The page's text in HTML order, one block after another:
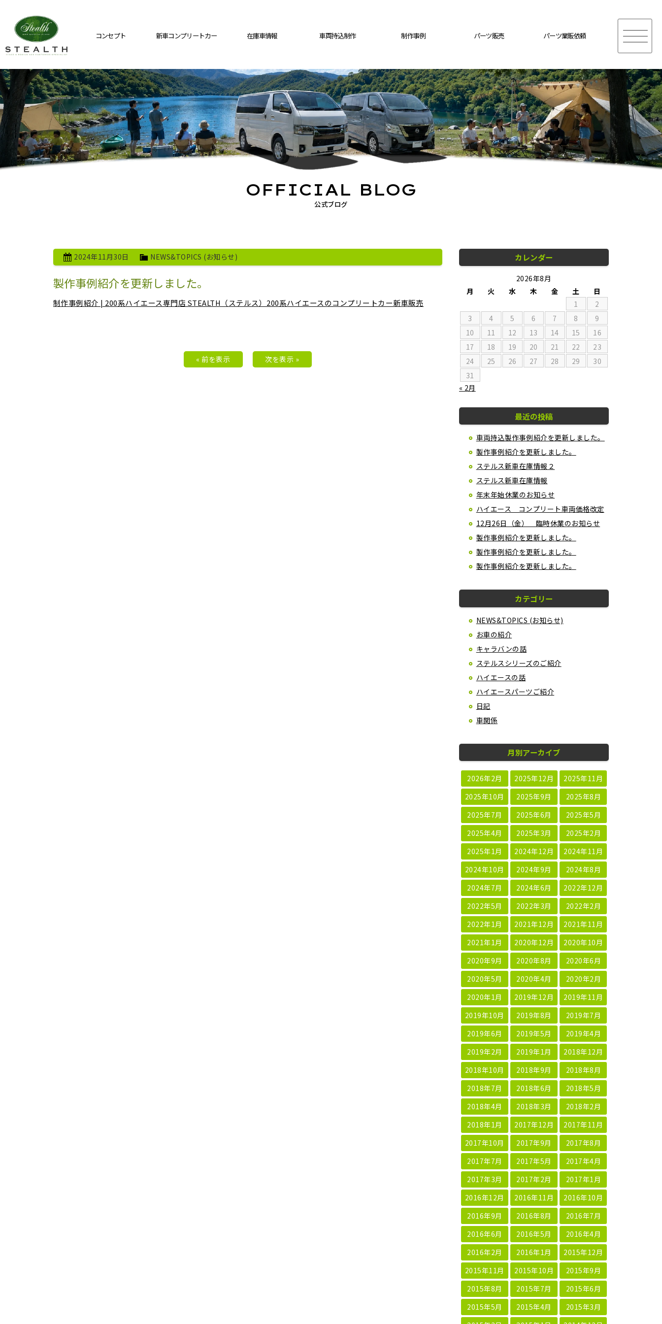
コンセプト 新車コンプリートカー 在庫車情報 車両持込制作 制作事例 パーツ販売 パーツ業販依頼
公式ブログ
OFFICIAL BLOG
2024年11月30日 NEWS&TOPICS (お知らせ)
製作事例紹介を更新しました。
制作事例紹介 | 200系ハイエース専門店 STEALTH（ステルス）200系ハイエースのコンプリートカー新車販売
« 前を表示 次を表示 »
カレンダー
2026年8月
月
火 水 木 金 土
日
1
2
3
4 5 6 7 8
9
10
11 12 13 14 15
16
17
18 19 20 21 22
23
24
25 26 27 28 29
30
31
« 2月
最近の投稿
車両持込製作事例紹介を更新しました。
製作事例紹介を更新しました。
ステルス新車在庫情報２
ステルス新車在庫情報
年末年始休業のお知らせ
ハイエース コンプリート車両価格改定
12月26日（金） 臨時休業のお知らせ
製作事例紹介を更新しました。
製作事例紹介を更新しました。
製作事例紹介を更新しました。
カテゴリー
NEWS&TOPICS (お知らせ)
お車の紹介
キャラバンの話
ステルスシリーズのご紹介
ハイエースの話
ハイエースパーツご紹介
日記
車関係
月別アーカイブ
2026年2月 2025年12月
2025年11月
2025年10月
2025年9月
2025年8月
2025年7月
2025年6月
2025年5月
2025年4月
2025年3月
2025年2月
2025年1月
2024年12月
2024年11月
2024年10月
2024年9月
2024年8月
2024年7月
2024年6月
2022年12月
2022年5月
2022年3月
2022年2月
2022年1月
2021年12月
2021年11月
2021年1月
2020年12月
2020年10月
2020年9月
2020年8月
2020年6月
2020年5月
2020年4月
2020年2月
2020年1月
2019年12月
2019年11月
2019年10月
2019年8月
2019年7月
2019年6月
2019年5月
2019年4月
2019年2月
2019年1月
2018年12月
2018年10月
2018年9月
2018年8月
2018年7月
2018年6月
2018年5月
2018年4月
2018年3月
2018年2月
2018年1月
2017年12月
2017年11月
2017年10月
2017年9月
2017年8月
2017年7月
2017年5月
2017年4月
2017年3月
2017年2月
2017年1月
2016年12月
2016年11月
2016年10月
2016年9月
2016年8月
2016年7月
2016年6月
2016年5月
2016年4月
2016年2月
2016年1月
2015年12月
2015年11月
2015年10月
2015年9月
2015年8月
2015年7月
2015年6月
2015年5月
2015年4月
2015年3月